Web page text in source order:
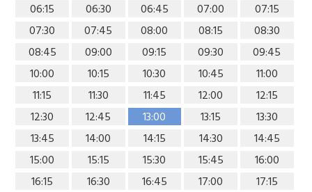
06:15
06:30 06:45 07:00
07:15
07:30
07:45 08:00 08:15
08:30
08:45
09:00 09:15 09:30
09:45
10:00
10:15 10:30 10:45
11:00
11:15
11:30 11:45 12:00
12:15
12:30
12:45 13:00 13:15
13:30
13:45
14:00 14:15 14:30
14:45
15:00
15:15 15:30 15:45
16:00
16:15
16:30 16:45 17:00
17:15